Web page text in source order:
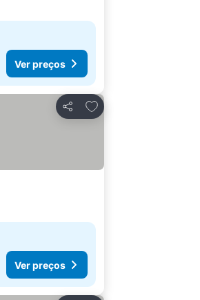
Ver preços
Partilhar
Adicionar aos favoritos
Ver preços